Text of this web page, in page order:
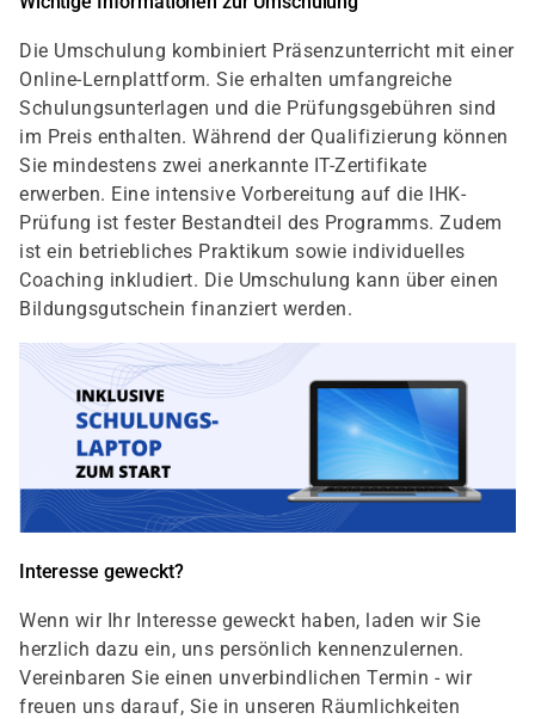
Die Umschulung kombiniert Präsenzunterricht mit einer
Online-Lernplattform. Sie erhalten umfangreiche
Schulungsunterlagen und die Prüfungsgebühren sind
im Preis enthalten. Während der Qualifizierung können
Sie mindestens zwei anerkannte IT-Zertifikate
erwerben. Eine intensive Vorbereitung auf die IHK-
Prüfung ist fester Bestandteil des Programms. Zudem
ist ein betriebliches Praktikum sowie individuelles
Coaching inkludiert. Die Umschulung kann über einen
Bildungsgutschein finanziert werden.
Interesse geweckt?
Wenn wir Ihr Interesse geweckt haben, laden wir Sie
herzlich dazu ein, uns persönlich kennenzulernen.
Vereinbaren Sie einen unverbindlichen Termin - wir
freuen uns darauf, Sie in unseren Räumlichkeiten